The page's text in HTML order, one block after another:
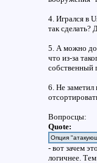
4. Игрался в
так сделать?
5. А можно
что из-за
собственный
6. Не
Вопросцы:
Quote:
Опция
- вот зачем
логичнее.